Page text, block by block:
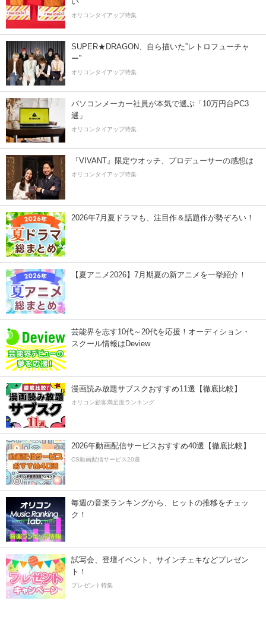
オリコンタイアップ特集
SUPER★DRAGON、自ら描いた”レトロフューチャ
ー”
オリコンタイアップ特集
パソコンメーカー社員が本気で選ぶ「10万円台PC3
選」
オリコンタイアップ特集
『VIVANT』限定ウオッチ、プロデューサーの感想は
オリコンタイアップ特集
2026年7月夏ドラマも、注目作＆話題作が勢ぞろい！
【夏アニメ2026】7月期夏の新アニメを一挙紹介！
芸能界を志す10代～20代を応援！オーディション・
スクール情報はDeview
漫画読み放題サブスクおすすめ11選【徹底比較】
オリコン顧客満足度ランキング
2026年動画配信サービスおすすめ40選【徹底比較】
CS動画配信サービス20選
毎週の音楽ランキングから、ヒットの推移をチェッ
ク！
試写会、登壇イベント、サインチェキなどプレゼン
ト！
プレゼント特集